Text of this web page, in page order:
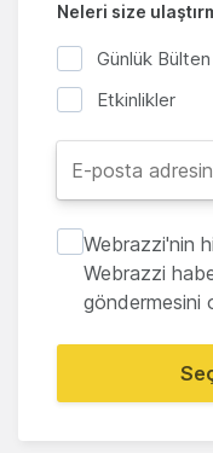
Neleri size
Günlük Bülten
Etkinlikler
Webrazzi'nin
Webrazzi
göndermesini